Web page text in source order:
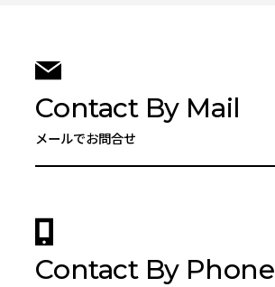
Contact By Mail
メールでお問合せ
Contact By Phone